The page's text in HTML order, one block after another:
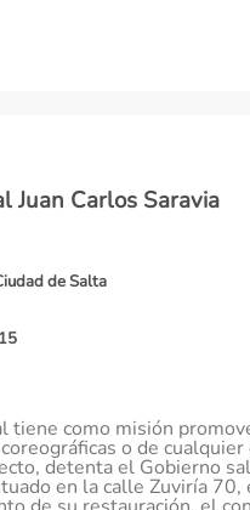
Juan Carlos Saravia
de Salta
tiene como misión
o de
detenta el Gobierno
en la calle Zuviría